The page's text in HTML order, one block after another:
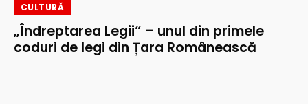
CULTURĂ
„Îndreptarea Legii“ – unul din primele
coduri de legi din Țara Românească